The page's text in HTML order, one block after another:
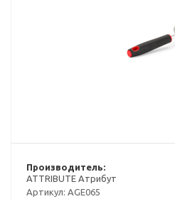
Производитель:
ATTRIBUTE Атрибут
Артикул: AGE065